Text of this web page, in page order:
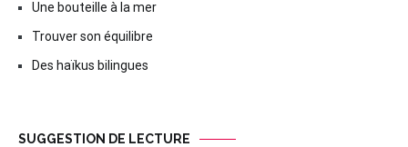
Une bouteille à la mer
Trouver son équilibre
Des haïkus bilingues
SUGGESTION DE LECTURE